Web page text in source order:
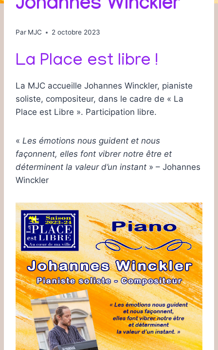
Johannes Winckler
Par MJC 2 octobre 2023
La Place est libre !
La MJC accueille Johannes Winckler, pianiste
soliste, compositeur, dans le cadre de « La
Place est Libre ». Participation libre.
« Les émotions nous guident et nous
façonnent, elles font vibrer notre être et
déterminent la valeur d’un instant » – Johannes
Winckler